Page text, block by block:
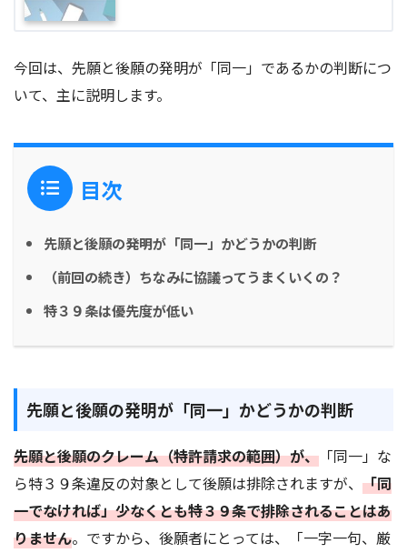
今回は、先願と後願の発明が「同一」であるかの判断につ
いて、主に説明します。
目次
先願と後願の発明が「同一」かどうかの判断
（前回の続き）ちなみに協議ってうまくいくの？
特３９条は優先度が低い
先願と後願の発明が「同一」かどうかの判断
先願と後願のクレーム（特許請求の範囲）が、 「同一」な
ら特３９条違反の対象として後願は排除されますが、 「同
一でなければ」少なくとも特３９条で排除されることはあ
りません。ですから、後願者にとっては、「一字一句、厳